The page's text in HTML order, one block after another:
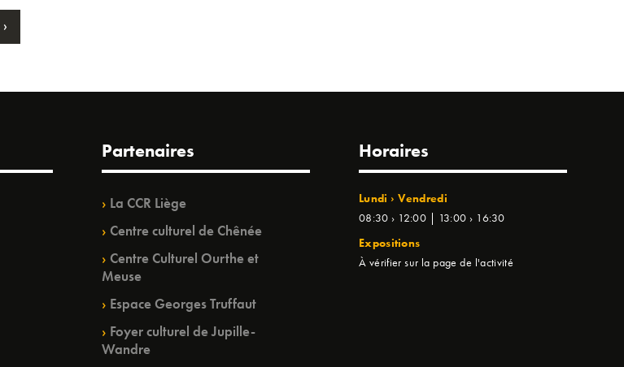
›
Partenaires
La CCR Liège
Centre culturel de Chênée
Centre Culturel Ourthe et
Meuse
Espace Georges Truffaut
Foyer culturel de Jupille-
Wandre
Horaires
Lundi › Vendredi
08:30 › 12:00 | 13:00 › 16:30
Expositions
À vérifier sur la page de l'activité